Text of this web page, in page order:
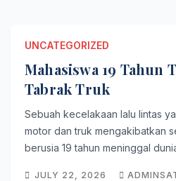
UNCATEGORIZED
Mahasiswa 19 Tahun
Tabrak Truk
Sebuah kecelakaan lalu lintas
motor dan truk mengakibatkan
berusia 19 tahun meninggal
JULY 22, 2026